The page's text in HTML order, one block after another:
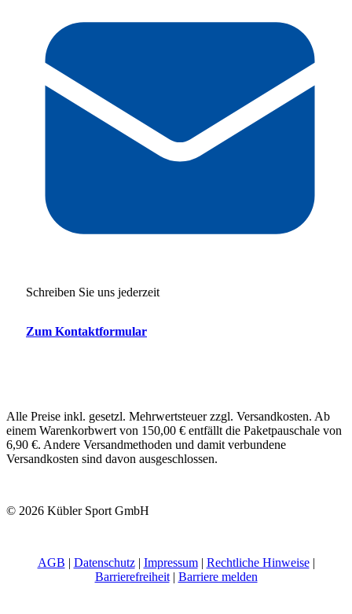
Schreiben Sie uns jederzeit
Zum Kontaktformular
Alle Preise inkl. gesetzl. Mehrwertsteuer zzgl. Versandkosten. Ab
einem Warenkorbwert von 150,00 € entfällt die Paketpauschale von
6,90 €. Andere Versandmethoden und damit verbundene
Versandkosten sind davon ausgeschlossen.
© 2026 Kübler Sport GmbH
AGB | Datenschutz| Impressum| Rechtliche Hinweise|
Barrierefreiheit| Barriere melden